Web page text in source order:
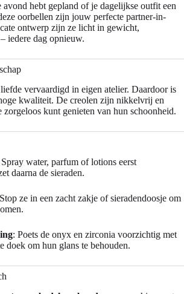
hebt gepland of je dagelijkse outfit een
oorbellen zijn jouw perfecte partner-in-
ontwerp zijn ze licht in gewicht,
iedere dag opnieuw.
vervaardigd in eigen atelier. Daardoor is
kwaliteit. De creolen zijn nikkelvrij en
zorgeloos kunt genieten van hun schoonheid.
Spray water, parfum of lotions eerst
daarna de sieraden.
ze in een zacht zakje of sieradendoosje om
: Poets de onyx en zirconia voorzichtig met
doek om hun glans te behouden.